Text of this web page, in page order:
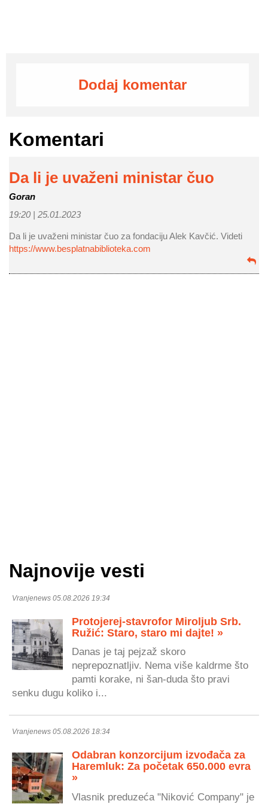
Dodaj komentar
Komentari
Da li je uvaženi ministar čuo
Goran
19:20 | 25.01.2023
Da li je uvaženi ministar čuo za fondaciju Alek Kavčić. Videti
https://www.besplatnabiblioteka.com
Najnovije vesti
Vranjenews 05.08.2026 19:34
Protojerej-stavrofor Miroljub Srb.
Ružić: Staro, staro mi dajte! »
Danas je taj pejzaž skoro
neprepoznatljiv. Nema više kaldrme što
pamti korake, ni šan-duda što pravi
senku dugu koliko i...
Vranjenews 05.08.2026 18:34
Odabran konzorcijum izvođača za
Haremluk: Za početak 650.000 evra
»
Vlasnik preduzeća "Niković Company" je